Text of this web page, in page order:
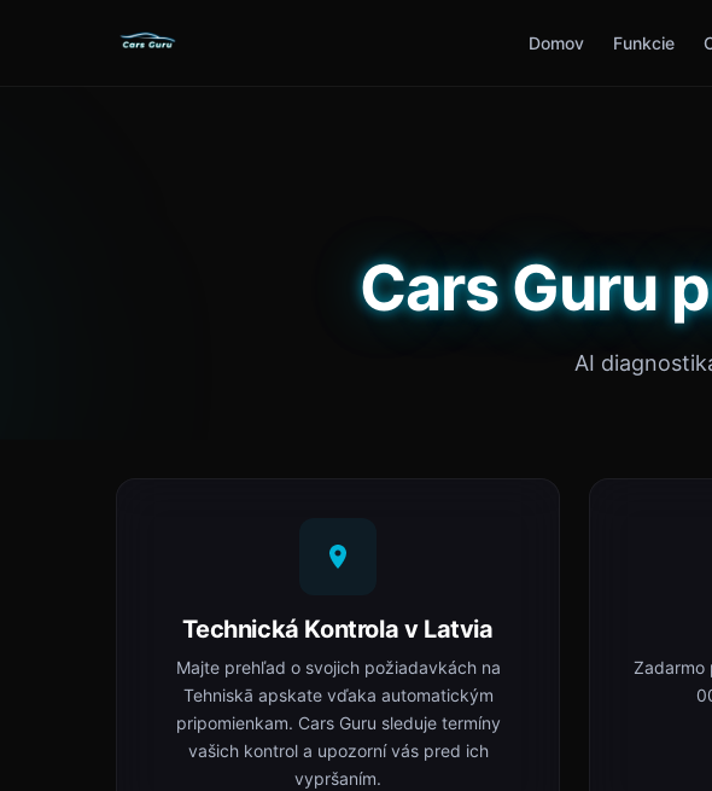
Domov Funkcie
Cars Guru
AI
Technická Kontrola v Latvia
Majte prehľad o svojich požiadavkách na
Tehniskā apskate vďaka automatickým
pripomienkam. Cars Guru sleduje termíny
vašich kontrol a upozorní vás pred ich
vypršaním.
Zadarmo